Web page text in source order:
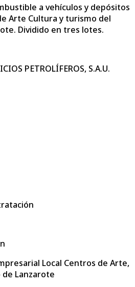
a vehículos y depósitos
Arte Cultura y turismo del
Dividido en tres lotes.
PETROLÍFEROS, S.A.U.
Local Centros de Arte,
Lanzarote